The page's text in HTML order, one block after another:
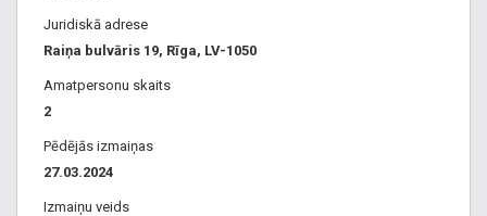
Juridiskā adrese
Raiņa bulvāris 19, Rīga, LV-1050
Amatpersonu skaits
2
Pēdējās izmaiņas
27.03.2024
Izmaiņu veids